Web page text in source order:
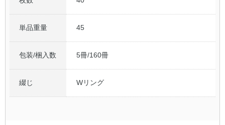
単品重量 45
包装/梱入数 5冊/160冊
綴じ Wリング